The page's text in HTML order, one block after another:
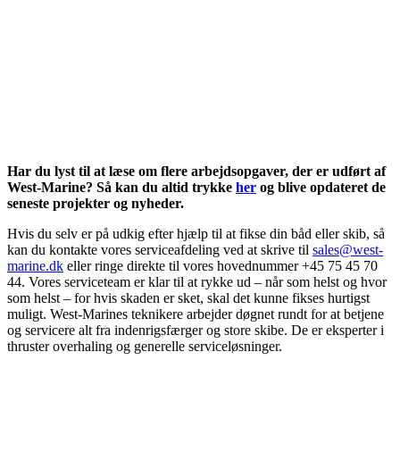
Har du lyst til at læse om flere arbejdsopgaver, der er udført af
West-Marine? Så kan du altid trykke her og blive opdateret de
seneste projekter og nyheder.
Hvis du selv er på udkig efter hjælp til at fikse din båd eller skib, så
kan du kontakte vores serviceafdeling ved at skrive til sales@west-
marine.dk eller ringe direkte til vores hovednummer +45 75 45 70
44. Vores serviceteam er klar til at rykke ud – når som helst og hvor
som helst – for hvis skaden er sket, skal det kunne fikses hurtigst
muligt. West-Marines teknikere arbejder døgnet rundt for at betjene
og servicere alt fra indenrigsfærger og store skibe. De er eksperter i
thruster overhaling og generelle serviceløsninger.